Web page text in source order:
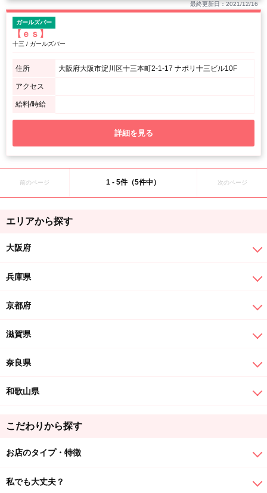
最終更新日：2021/12/16
ガールズバー
【ｅｓ】
十三 / ガールズバー
住所 大阪府大阪市淀川区十三本町2-1-17 ナポリ十三ビル10F
アクセス
給料/時給
詳細を見る
前のページ 1 - 5件（5件中） 次のページ
エリアから探す
大阪府
兵庫県
京都府
滋賀県
奈良県
和歌山県
こだわりから探す
お店のタイプ・特徴
私でも大丈夫？